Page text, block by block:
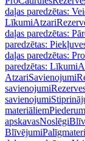
daļas paredzētas:
LīkumiAtzari
daļas paredzētas:
paredzētas:
daļas paredzētas:
paredzētas: Līkumi
AtzariSavienojumi
savienojumi
savienojumi
materiāliem
apskavasNoslēgi
Blīvējumi